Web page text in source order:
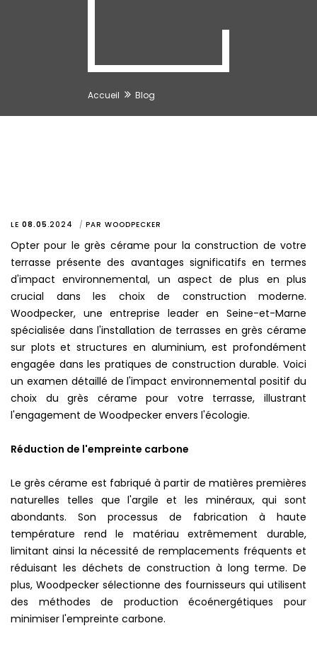
Accueil Blog
LE 08.05 .2024 PAR WOODPECKER
Opter pour le grès cérame pour la construction de votre
terrasse présente des avantages significatifs en termes
d'impact environnemental, un aspect de plus en plus
crucial dans les choix de construction moderne.
Woodpecker, une entreprise leader en Seine-et-Marne
spécialisée dans l'installation de terrasses en grès cérame
sur plots et structures en aluminium, est profondément
engagée dans les pratiques de construction durable. Voici
un examen détaillé de l'impact environnemental positif du
choix du grès cérame pour votre terrasse, illustrant
l'engagement de Woodpecker envers l'écologie.
Réduction de l'empreinte carbone
Le grès cérame est fabriqué à partir de matières premières
naturelles telles que l'argile et les minéraux, qui sont
abondants. Son processus de fabrication à haute
température rend le matériau extrêmement durable,
limitant ainsi la nécessité de remplacements fréquents et
réduisant les déchets de construction à long terme. De
plus, Woodpecker sélectionne des fournisseurs qui utilisent
des méthodes de production écoénergétiques pour
minimiser l'empreinte carbone.